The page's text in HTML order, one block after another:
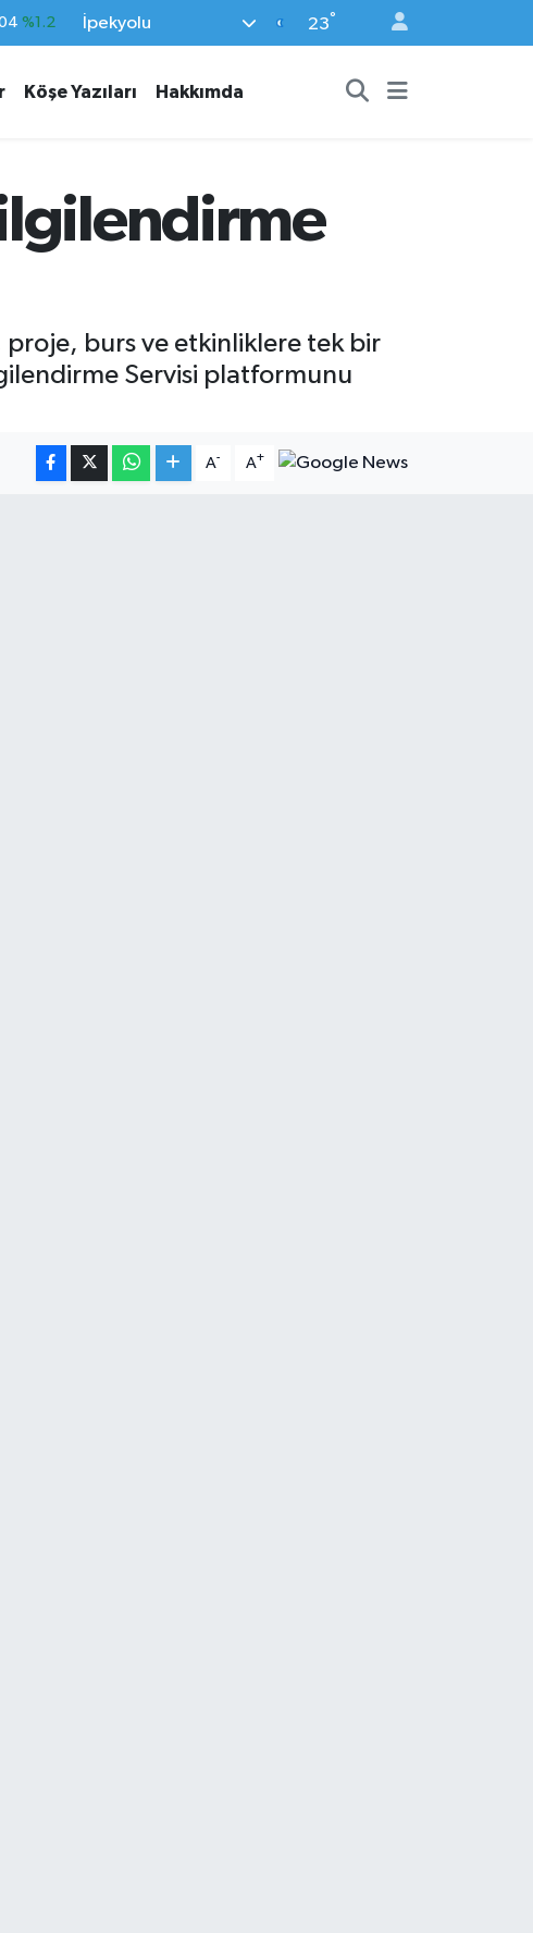
%0.17
%0.35
%1.2
İpekyolu 23°
Köşe Yazıları Hakkımda
proje, burs ve etkinliklere tek bir
Servisi platformunu
A- A+